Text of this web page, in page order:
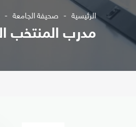
الرئيسية صحيفة الجامعة
مدرب المنتخب